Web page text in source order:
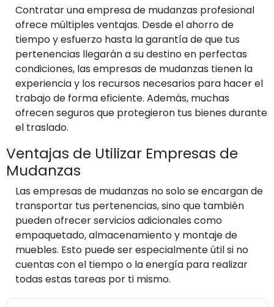
Contratar una empresa de mudanzas profesional
ofrece múltiples ventajas. Desde el ahorro de
tiempo y esfuerzo hasta la garantía de que tus
pertenencias llegarán a su destino en perfectas
condiciones, las empresas de mudanzas tienen la
experiencia y los recursos necesarios para hacer el
trabajo de forma eficiente. Además, muchas
ofrecen seguros que protegieron tus bienes durante
el traslado.
Ventajas de Utilizar Empresas de
Mudanzas
Las empresas de mudanzas no solo se encargan de
transportar tus pertenencias, sino que también
pueden ofrecer servicios adicionales como
empaquetado, almacenamiento y montaje de
muebles. Esto puede ser especialmente útil si no
cuentas con el tiempo o la energía para realizar
todas estas tareas por ti mismo.